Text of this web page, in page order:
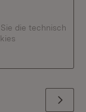
die technisch
Weiter